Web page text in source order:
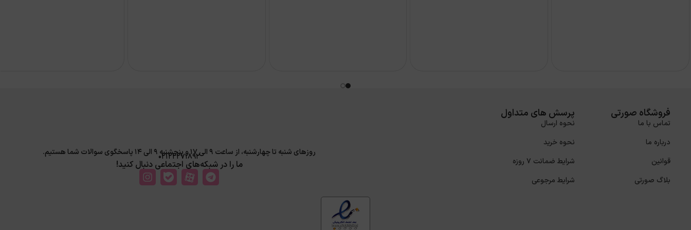
فروشگاه صورتی
تماس با ما
درباره ما
قوانین
بلاگ صورتی
پرسش های متداول
نحوه ارسال
نحوه خرید
شرایط ضمانت 7 روزه
شرایط مرجوعی
ما را در شبکه‌های اجتماعی دنبال کنید!
02122271892 روزهای شنبه تا چهارشنبه، از ساعت 9 الی 17 و پنجشنبه 9 الی 14 پاسخگوی سوالات شما هستیم.